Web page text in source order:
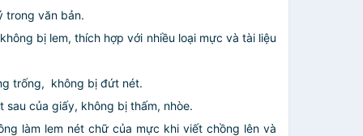
trong văn bản.
bị lem, thích hợp với nhiều loại mực và tài liệu
trống, không bị đứt nét.
của giấy, không bị thấm, nhòe.
làm lem nét chữ của mực khi viết chồng lên và